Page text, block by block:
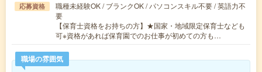
応募資格
職種未経験OK / ブランクOK / パソコンスキル不要 / 英語力不
要
【保育士資格をお持ちの方】★国家・地域限定保育士なども
可※資格があれば保育園でのお仕事が初めての方も…
職場の雰囲気